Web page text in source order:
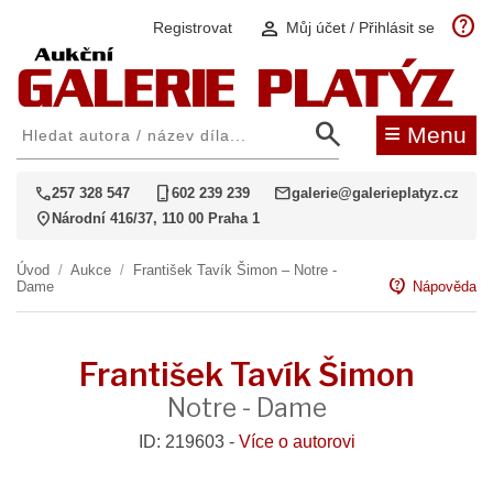
Registrovat person Můj účet / Přihlásit se help
search ≡ Menu
call257 328 547 phone_iphone602 239 239 mailgalerie@galerieplatyz.cz
location_on Národní 416/37, 110 00 Praha 1
Úvod / Aukce /
František Tavík Šimon – Notre -
Dame
contact_support Nápověda
František Tavík Šimon
Notre - Dame
ID: 219603 - Více o autorovi